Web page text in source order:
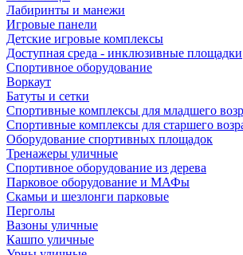
Лабиринты и манежи
Игровые панели
Детские игровые комплексы
Доступная среда - инклюзивные площадки
Спортивное оборудование
Воркаут
Батуты и сетки
Спортивные комплексы для младшего
Спортивные комплексы для старшего
Оборудование спортивных площадок
Тренажеры уличные
Спортивное оборудование из дерева
Парковое оборудование и МАФы
Скамьи и шезлонги парковые
Перголы
Вазоны уличные
Кашпо уличные